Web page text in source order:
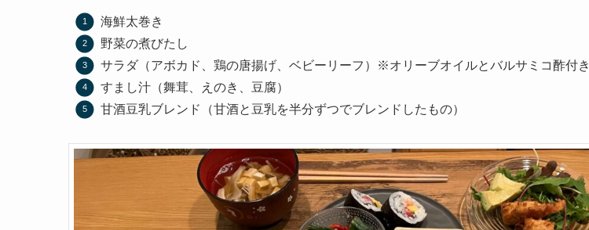
海鮮太巻き
野菜の煮びたし
サラダ（アボカド、鶏の唐揚げ、ベビーリーフ）※オリーブオイルとバルサミコ酢付き
すまし汁（舞茸、えのき、豆腐）
甘酒豆乳ブレンド（甘酒と豆乳を半分ずつでブレンドしたもの）